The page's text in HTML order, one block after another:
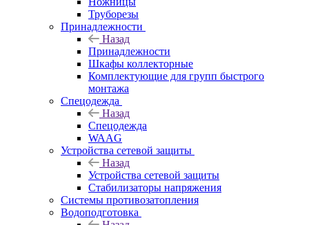
Труборезы
Принадлежности
Назад
Принадлежности
Шкафы коллекторные
Комплектующие для групп быстрого
монтажа
Спецодежда
Назад
Спецодежда
WAAG
Устройства сетевой защиты
Назад
Устройства сетевой защиты
Стабилизаторы напряжения
Системы противозатопления
Водоподготовка